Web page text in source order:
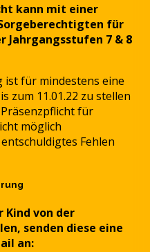
kann mit einer
für
Jahrgangsstufen 7 & 8
ist für mindestens eine
zum 11.01.22 zu stellen
für
möglich
Fehlen
Kind von der
senden diese eine
an: